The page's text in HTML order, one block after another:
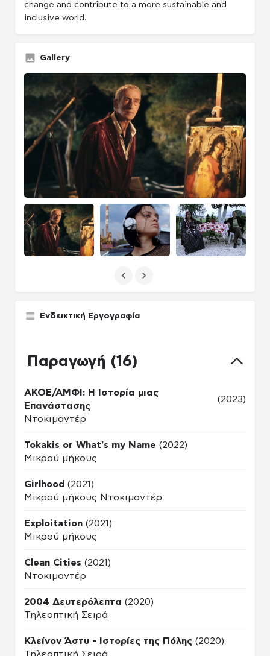
change and contribute to a more sustainable and
inclusive world.
Gallery
Ενδεικτική Εργογραφία
Παραγωγή (16)
ΑΚΟΕ/ΑΜΦΙ: Η Ιστορία μιας
Επανάστασης
(2023)
Ντοκιμαντέρ
Tokakis or What's my Name (2022)
Μικρού μήκους
Girlhood (2021)
Μικρού μήκους Ντοκιμαντέρ
Exploitation (2021)
Μικρού μήκους
Clean Cities (2021)
Ντοκιμαντέρ
2004 Δευτερόλεπτα (2020)
Τηλεοπτική Σειρά
Κλείνον Άστυ - Ιστορίες της Πόλης (2020)